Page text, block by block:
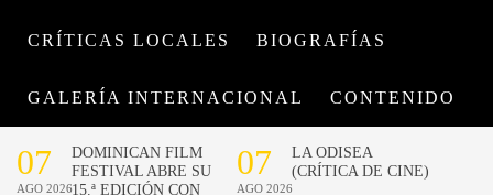
CRÍTICAS LOCALES BIOGRAFÍAS
GALERÍA INTERNACIONAL CONTENIDO